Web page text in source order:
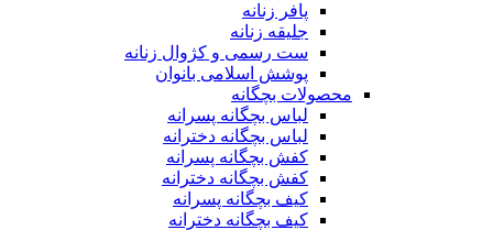
پافر زنانه
جلیقه زنانه
ست رسمی و کژوال زنانه
پوشش اسلامی بانوان
محصولات بچگانه
لباس بچگانه پسرانه
لباس بچگانه دخترانه
کفش بچگانه پسرانه
کفش بچگانه دخترانه
کیف بچگانه پسرانه
کیف بچگانه دخترانه